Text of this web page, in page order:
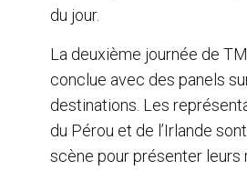
du jour.
La deuxième journée de
conclue avec des panels
destinations. Les
du Pérou et de l’Irlande
scène pour présenter leurs